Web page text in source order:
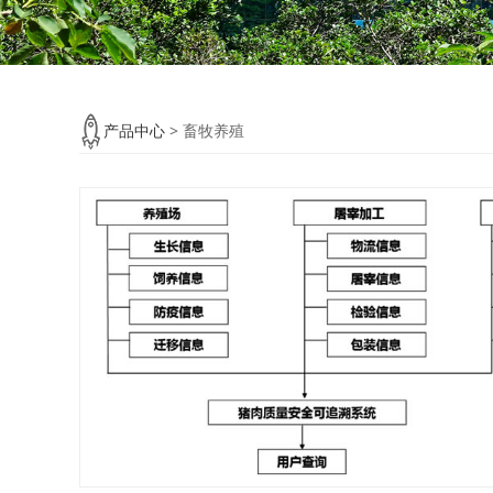
畜牧养殖
产品中心 > 畜牧养殖